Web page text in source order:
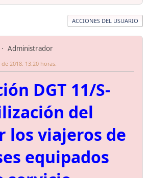
ACCIONES DEL USUARIO
Administrador
2018. 13:20 horas.
DGT 11/S-
del
los viajeros de
equipados